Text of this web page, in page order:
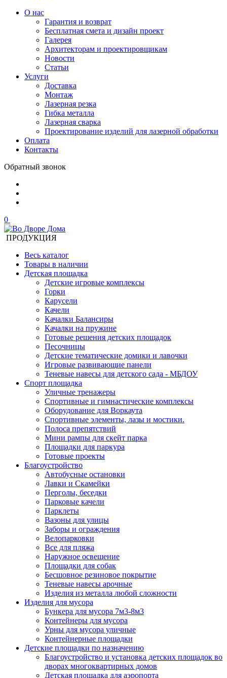
О нас
Гарантия и возврат
Бесплатная смета и дизайн проект
Галерея
Архитекторам и проектировщикам
Новости
Статьи
Услуги
Доставка
Монтаж
Лазерная резка
Гибка металла
Лазерная сварка
Проектирование изделий для лазерной обработки
Оплата
Контакты
Обратный звонок
0
ПРОДУКЦИЯ
Весь каталог
Товары в наличии
Детская площадка
Детские игровые комплексы
Горки
Карусели
Качели
Качалки Балансиры
Качалки на пружине
Готовые решения детских площадок
Песочницы
Детские тематические домики и лавочки
Игровые развивающие панели
Теневые навесы для детского сада - МБДОУ
Спорт площадка
Уличные тренажеры
Спортивные и гимнастические комплексы
Оборудование для Воркаута
Спортивные элементы, лазы и мостики.
Полоса препятствий
Мини рампы для скейт парка
Площадки для паркура
Готовые проекты
Благоустройство
Автобусные остановки
Лавки и Скамейки
Перголы, беседки
Парковые качели
Парклеты
Вазоны для улицы
Заборы и ограждения
Велопарковки
Все для пляжа
Наружное освещение
Площадки для собак
Бесшовное резиновое покрытие
Теневые навесы арочные
Изделия из металла любой сложности
Изделия для мусора
Бункера для мусора 7м3-8м3
Контейнеры для мусора
Урны для мусора уличные
Контейнерные площадки
Детские площадки по назначению
Благоустройство и установка детских площадок во
дворах многоквартирных домов
Детская площадка для аэропорта